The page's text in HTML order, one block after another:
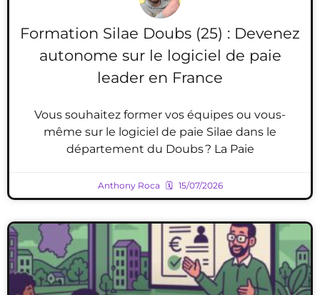
Formation Silae Doubs (25) : Devenez
autonome sur le logiciel de paie
leader en France
Vous souhaitez former vos équipes ou vous-
même sur le logiciel de paie Silae dans le
département du Doubs ? La Paie
Anthony Roca 15/07/2026